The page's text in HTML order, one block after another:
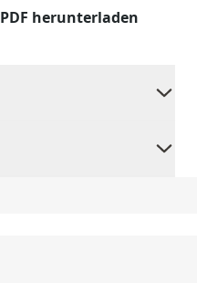
PDF herunterladen